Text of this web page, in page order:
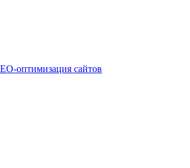
оптимизация сайтов